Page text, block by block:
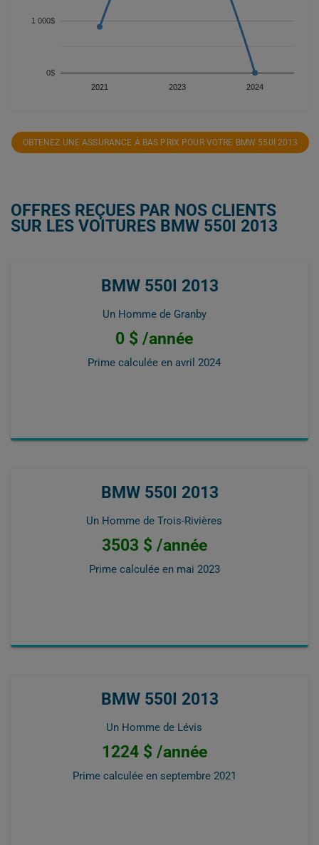
2021 2023 2024
0$
1 000$
OBTENEZ UNE ASSURANCE À BAS PRIX POUR VOTRE BMW 550I 2013
OFFRES REÇUES PAR NOS CLIENTS
SUR LES VOITURES BMW 550I 2013
BMW 550I 2013
Un Homme de Granby
0 $ /année
Prime calculée en avril 2024
BMW 550I 2013
Un Homme de Trois-Rivières
3503 $ /année
Prime calculée en mai 2023
BMW 550I 2013
Un Homme de Lévis
1224 $ /année
Prime calculée en septembre 2021